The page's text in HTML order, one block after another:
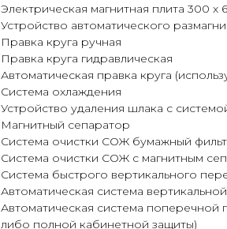
Электрическая магнитная плита 300 х
Устройство автоматического
Правка круга ручная
Правка круга гидравлическая
Автоматическая правка круга
Система охлаждения
Устройство удаления шлака с
Магнитный сепаратор
Система очистки СОЖ бумажный
Система очистки СОЖ с магнитным
Система быстрого вертикального
Автоматическая система
Автоматическая система
либо полной кабинетной защиты)